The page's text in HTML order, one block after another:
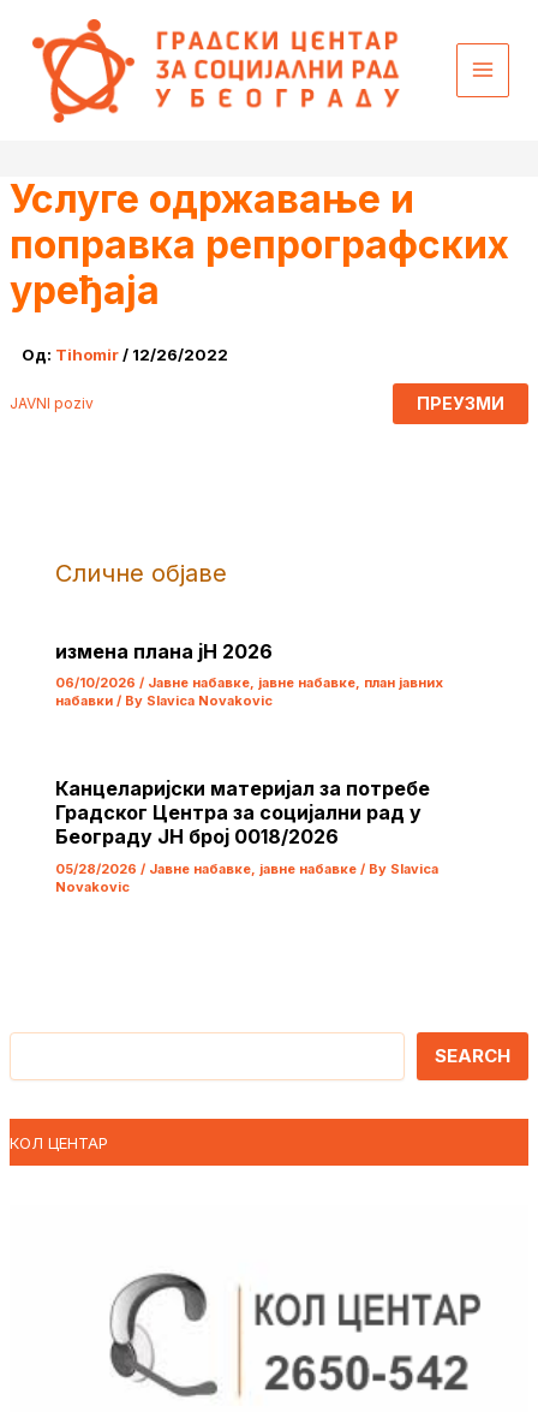
садржај
Услуге одржавање и
поправка репрографских
уређаја
Од: Tihomir/ 12/26/2022
JAVNI poziv ПРЕУЗМИ
Сличне објаве
измена плана јН 2026
06/10/2026 / Јавне набавке, јавне набавке, план јавних
набавки/ By Slavica Novakovic
Канцеларијски материјал за потребе
Градског Центра за социјални рад у
Београду ЈН број 0018/2026
05/28/2026 / Јавне набавке, јавне набавке/ By Slavica
Novakovic
Претрага
SEARCH
КОЛ ЦЕНТАР